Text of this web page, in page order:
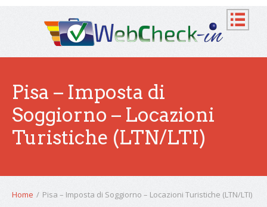
Pisa – Imposta di
Soggiorno – Locazioni
Turistiche (LTN/LTI)
Home / Pisa – Imposta di Soggiorno – Locazioni Turistiche (LTN/LTI)